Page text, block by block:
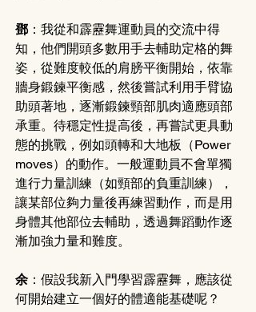
鄧：我從和霹靂舞運動員的交流中得
知，他們開頭多數用手去輔助定格的舞
姿，從難度較低的肩膀平衡開始，依靠
牆身鍛鍊平衡感，然後嘗試利用手臂協
助頭著地，逐漸鍛鍊頸部肌肉適應頭部
承重。待穩定性提高後，再嘗試更具動
態的挑戰，例如頭轉和大地板（Power
moves）的動作。一般運動員不會單獨
進行力量訓練（如頸部的負重訓練），
讓某部位夠力量後再練習動作，而是用
身體其他部位去輔助，透過舞蹈動作逐
漸加強力量和難度。
余 ：假設我新入門學習霹靂舞，應該從
何開始建立一個好的體適能基礎呢？